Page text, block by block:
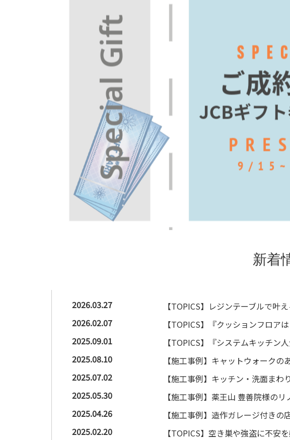
2026.03.27
【TOPICS】レジンテーブルで叶
2026.02.07
【TOPICS】『クッションフロア
2025.09.01
【TOPICS】『システムキッチン
2025.08.10
【施工事例】キャットウォーク
2025.07.02
【施工事例】キッチン・洗面ま
2025.05.30
【施工事例】薬王山 豊善院様の
2025.04.26
【施工事例】造作ガレージ付き
2025.02.20
【TOPICS】空き巣や強盗に不